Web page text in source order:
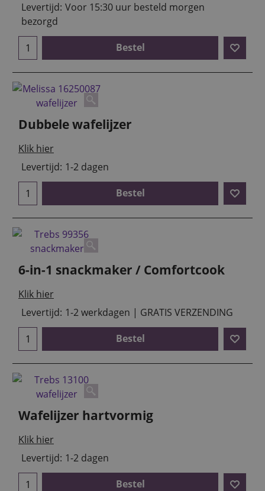
Levertijd: Voor 15:30 uur besteld morgen
bezorgd
Bestel
Dubbele wafelijzer
Klik hier
Levertijd: 1-2 dagen
Bestel
6-in-1 snackmaker / Comfortcook
Klik hier
Levertijd: 1-2 werkdagen | GRATIS VERZENDING
Bestel
Wafelijzer hartvormig
Klik hier
Levertijd: 1-2 dagen
Bestel